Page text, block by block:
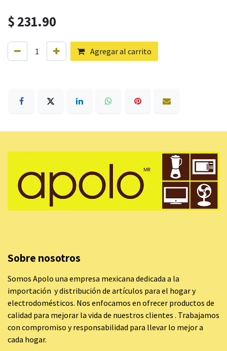
$231.90
Agregar al carrito
Sobre nosotros
Somos Apolo una empresa mexicana dedicada a la
importación y distribución de artículos para el hogar y
electrodomésticos. Nos enfocamos en ofrecer productos de
calidad para mejorar la vida de nuestros clientes . Trabajamos
con compromiso y responsabilidad para llevar lo mejor a
cada hogar.